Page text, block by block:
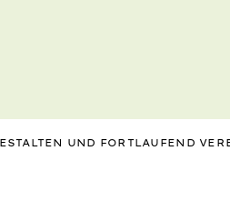
UND FORTLAUFEND